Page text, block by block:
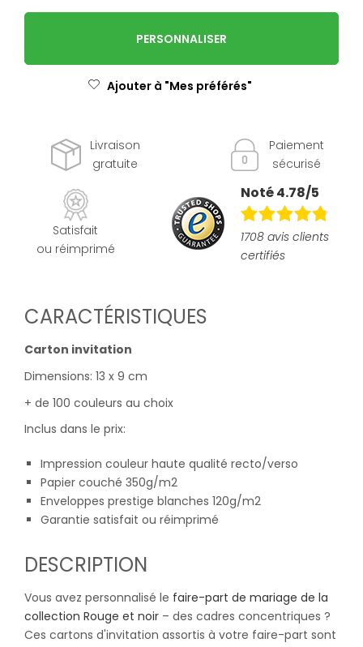
PERSONNALISER
Ajouter à "Mes préférés"
Livraison
gratuite
Paiement
sécurisé
Satisfait
ou réimprimé
Noté 4.78/5
1708 avis clients
certifiés
CARACTÉRISTIQUES
Carton invitation
Dimensions: 13 x 9 cm
+ de 100 couleurs au choix
Inclus dans le prix:
Impression couleur haute qualité recto/verso
Papier couché 350g/m2
Enveloppes prestige blanches 120g/m2
Garantie satisfait ou réimprimé
DESCRIPTION
Vous avez personnalisé le faire-part de mariage de la
collection Rouge et noir – des cadres concentriques ?
Ces cartons d'invitation assortis à votre faire-part sont